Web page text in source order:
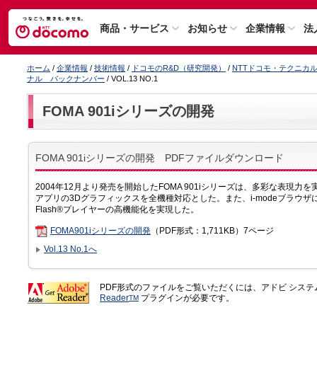
商品・サービス お知らせ 企業情報 法
ホーム / 企業情報 / 技術情報 / ドコモのR&D（研究開発） / NTTドコモ・テクニカ
ナル バックナンバー / VOL.13 NO.1
FOMA 901iシリーズの開発
FOMA 901iシリーズの開発 PDFファイルダウンロード
2004年12月より発売を開始したFOMA 901iシリーズは、多彩な表現力を
アプリの3Dグラフィックスを全機種対応とした。また、i-modeブラウザ
Flash®プレイヤーの高機能化を実現した。
FOMA901iシリーズの開発 （PDF形式：1,711KB）7ページ
Vol.13 No.1へ
PDF形式のファイルをご覧いただくには、アドビ シス
ReaderTM プラグインが必要です。